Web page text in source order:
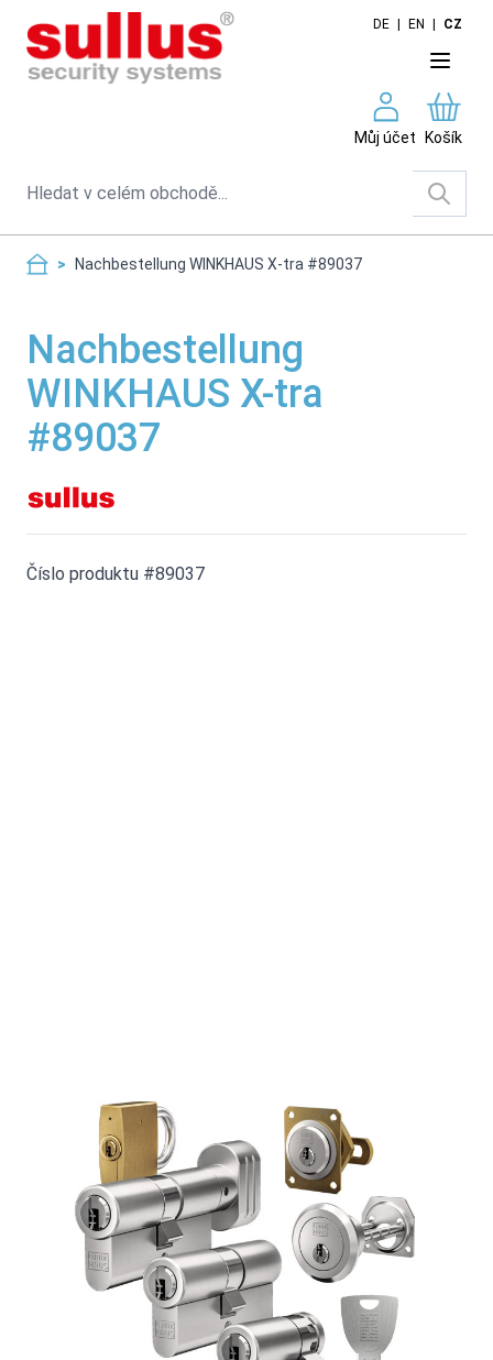
Skip to Content
DE EN CZ
Můj účet Košík
Search
> Nachbestellung WINKHAUS X-tra #89037
Nachbestellung
WINKHAUS X-tra
#89037
Číslo produktu #89037
239,88 €
vč. 19% DPH beznákladů na dopravu
- +
Dodací lhůta: 2-4 Wochen